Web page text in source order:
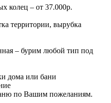
колец – от 37.000р.
территории, вырубка
– бурим любой тип под
дома или бани
по Вашим пожеланиям.